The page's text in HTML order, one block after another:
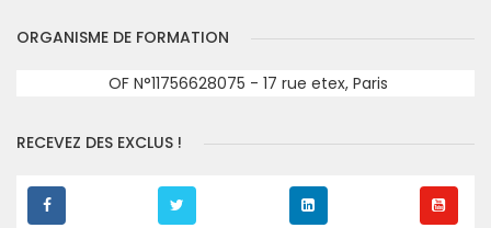
ORGANISME DE FORMATION
OF N°11756628075 - 17 rue etex, Paris
RECEVEZ DES EXCLUS !